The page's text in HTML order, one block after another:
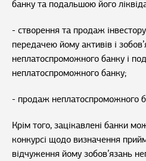
банку та подальшою його
- створення та продаж
передачею йому активів і
неплатоспроможного банку і
неплатоспроможного банку;
- продаж неплатоспроможного
Крім того, зацікавлені банки
конкурсі щодо визначення
відчуження йому зобов’язань